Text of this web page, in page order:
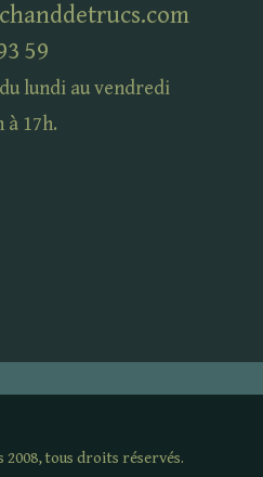
59
lundi au vendredi
à 17h.
tous droits réservés.